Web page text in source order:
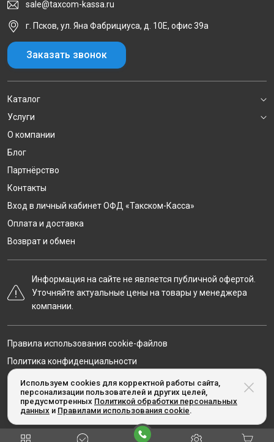
Используем cookies для корректной работы сайта,
персонализации пользователей и других целей,
предусмотренных Политикой обработки персональных
данных и Правилами использования cookie.
sale@taxcom-kassa.ru
г. Псков, ул. Яна Фабрициуса, д. 10Е, офис 39а
Заказать звонок
Каталог
Услуги
О компании
Блог
Партнёрство
Контакты
Вход в личный кабинет ОФД «Такском-Касса»
Оплата и доставка
Возврат и обмен
Информация на сайте не является публичной офертой.
Уточняйте актуальные цены на товары у менеджера
компании.
© Taxcom-kassa.ru, 2020-2026
Правила использования cookie-файлов
Политика конфиденциальности
Карта сайта